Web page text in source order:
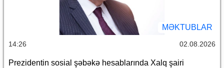
MƏKTUBLAR
14:26 02.08.2026
Prezidentin sosial şəbəkə hesablarında Xalq şairi